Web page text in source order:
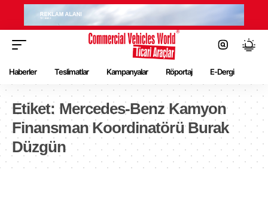
Haberler Teslimatlar Kampanyalar Röportaj E-Dergi
Etiket: Mercedes-Benz Kamyon
Finansman Koordinatörü Burak
Düzgün